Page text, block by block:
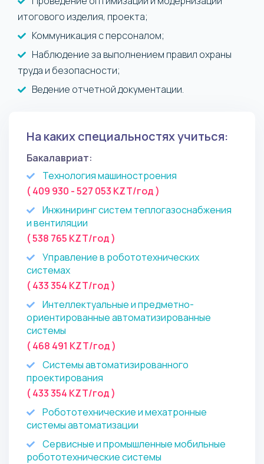
итогового изделия, проекта;
Коммуникация с персоналом;
Наблюдение за выполнением правил охраны
труда и безопасности;
Ведение отчетной документации.
На каких специальностях учиться:
Бакалавриат:
Технология машиностроения
( 409 930 - 527 053 KZT/год )
Инжиниринг систем теплогазоснабжения
и вентиляции
( 538 765 KZT/год )
Управление в робототехнических
системах
( 433 354 KZT/год )
Интеллектуальные и предметно-
ориентированные автоматизированные
системы
( 468 491 KZT/год )
Системы автоматизированного
проектирования
( 433 354 KZT/год )
Робототехнические и мехатронные
системы автоматизации
Сервисные и промышленные мобильные
робототехнические системы